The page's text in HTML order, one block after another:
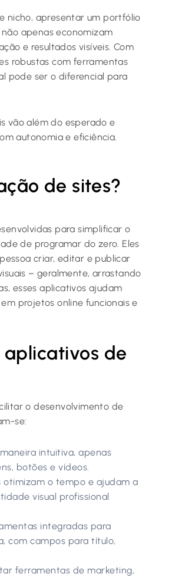
nicho, apresentar um portfólio
apenas economizam
e resultados visíveis. Com
robustas com ferramentas
pode ser o diferencial para
vão além do esperado e
autonomia e eficiência.
de sites?
para simplificar o
de programar do zero. Eles
criar, editar e publicar
– geralmente, arrastando
esses aplicativos ajudam
projetos online funcionais e
de
o desenvolvimento de
se:
intuitiva, apenas
botões e vídeos.
o tempo e ajudam a
visual profissional
integradas para
com campos para título,
ferramentas de marketing,